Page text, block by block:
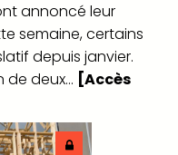
annoncé leur
semaine, certains
depuis janvier.
deux... [Accès